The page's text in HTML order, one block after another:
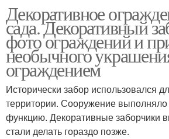
Декоративное
сада. Декоративный
фото ограждений и
необычного
ограждением
Исторически забор использовался
территории. Сооружение
функцию. Декоративные заборчики
стали делать гораздо позже.